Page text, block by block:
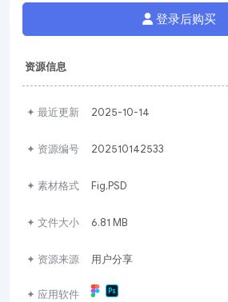
登录后购买
资源信息
✦ 最近更新 2025-10-14
✦ 资源编号 202510142533
✦ 素材格式 Fig,PSD
✦ 文件大小 6.81 MB
✦ 资源来源 用户分享
✦ 应用软件